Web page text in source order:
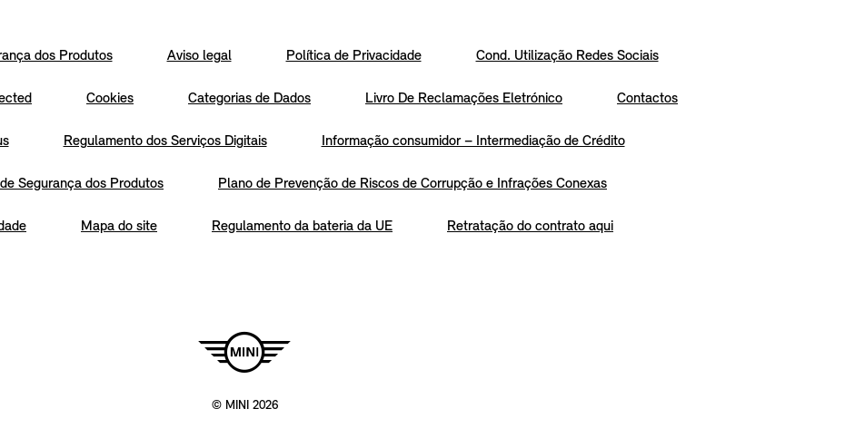
dos Produtos Aviso legal Política de Privacidade Cond. Utilização Redes Sociais
Cookies Categorias de Dados Livro De Reclamações Eletrónico Contactos
Regulamento dos Serviços Digitais Informação consumidor – Intermediação de Crédito
Segurança dos Produtos Plano de Prevenção de Riscos de Corrupção e Infrações Conexas
Mapa do site Regulamento da bateria da UE Retratação do contrato aqui
© MINI 2026